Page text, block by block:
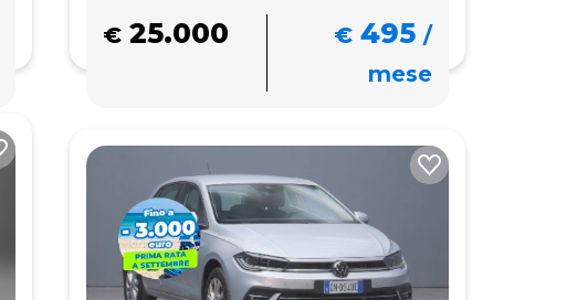
€ 25.000 € 495 /
mese